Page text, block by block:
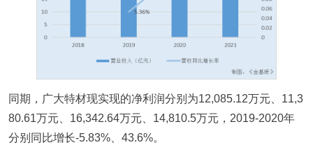
同期，广大特材现实现的净利润分别为12,085.12万元、11,3
80.61万元、16,342.64万元、14,810.5万元，2019-2020年
分别同比增长-5.83%、43.6%。